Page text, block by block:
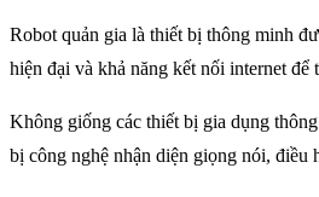
Robot quản gia là thiết bị thông minh
hiện đại và khả năng kết nối internet
Không giống các thiết bị gia dụng
bị công nghệ nhận diện giọng nói,